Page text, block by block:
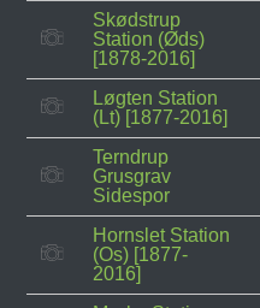
Skødstrup
Station (Øds)
[1878-2016]
Løgten Station
(Lt) [1877-2016]
Terndrup
Grusgrav
Sidespor
Hornslet Station
(Os) [1877-
2016]